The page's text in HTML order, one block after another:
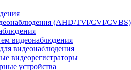
(AHD/TVI/CVI/CVBS)
видеонаблюдения
видеонаблюдения
видеорегистраторы
устройства